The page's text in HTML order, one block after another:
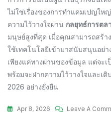
ไม่ใช่เรื่องของการทำแคมเปญให
ความไว้วางใจผ่าน กลยุทธ์การตล
มนุษย์สูงที่สุด เมื่อคุณสามารถสร้า
ใช้เทคโนโลยีเข้ามาสนับสนุนอย่
เพียงแค่ทางผ่านของข้อมูล แต่จะ
พร้อมจะฝากความไว้วางใจและ
2026 อย่างยั่งยืน
Apr 8, 2026 Leave A